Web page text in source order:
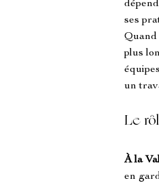
ses
Quand
plus
un
Le
À la
en